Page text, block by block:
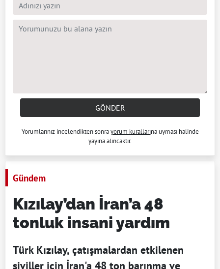
GÖNDER
Yorumlarınız incelendikten sonrayorum kurallarına uyması halinde
yayına alıncaktır.
Gündem
Kızılay’dan İran’a 48
tonluk insani yardım
Türk Kızılay, çatışmalardan etkilenen
siviller için İran'a 48 ton barınma ve